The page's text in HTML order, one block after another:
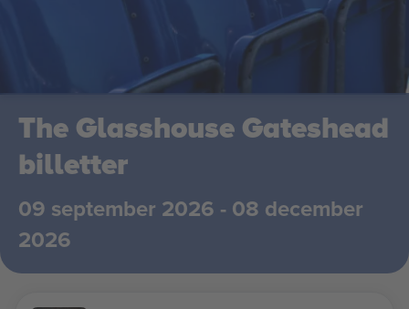
The Glasshouse Gateshead
billetter
09 september 2026 - 08 december
2026